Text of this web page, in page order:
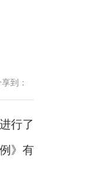
到：
行了
》有